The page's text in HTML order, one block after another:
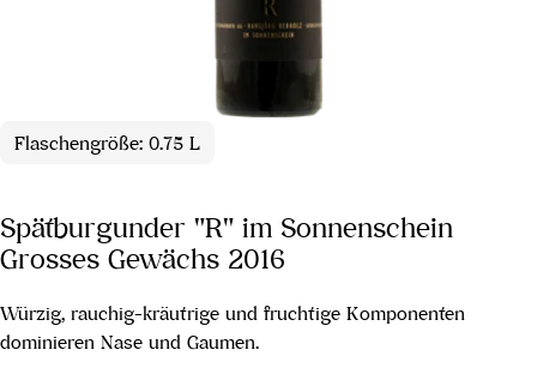
Flaschengröße: 0.75 L
Spätburgunder "R" im Sonnenschein
Grosses Gewächs 2016
Würzig, rauchig-kräutrige und fruchtige Komponenten
dominieren Nase und Gaumen.